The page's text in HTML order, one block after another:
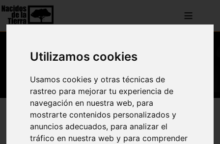
Utilizamos cookies
Usamos cookies y otras técnicas de
rastreo para mejorar tu experiencia de
navegación en nuestra web, para
mostrarte contenidos personalizados y
anuncios adecuados, para analizar el
tráfico en nuestra web y para comprender
≡
Cantidad
Información
No hay elementos que hayan sido
etiquetados con esto